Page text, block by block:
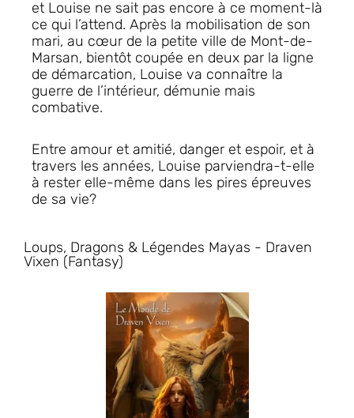
et Louise ne sait pas encore à ce moment-là
ce qui l’attend. Après la mobilisation de son
mari, au cœur de la petite ville de Mont-de-
Marsan, bientôt coupée en deux par la ligne
de démarcation, Louise va connaître la
guerre de l’intérieur, démunie mais
combative.
Entre amour et amitié, danger et espoir, et à
travers les années, Louise parviendra-t-elle
à rester elle-même dans les pires épreuves
de sa vie?
Loups, Dragons & Légendes Mayas - Draven
Vixen (Fantasy)